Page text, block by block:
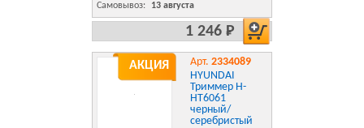
Самовывоз: 13 августа
1 246 Р
АКЦИЯ Арт. 2334089
HYUNDAI
Триммер H-
HT6061
черный/
серебристый